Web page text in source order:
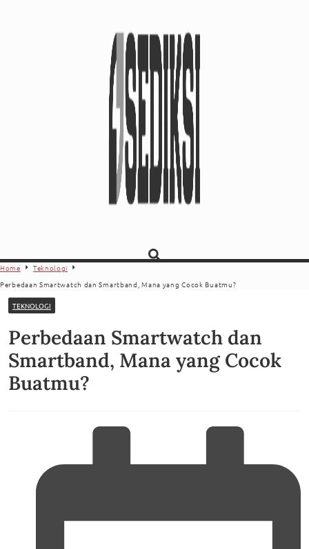
Home
Teknologi
Perbedaan Smartwatch dan Smartband, Mana yang Cocok Buatmu?
TEKNOLOGI
Perbedaan Smartwatch dan
Smartband, Mana yang Cocok
Buatmu?